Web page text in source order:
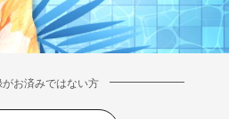
お済みではない方